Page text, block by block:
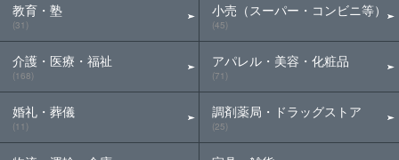
教育・塾
(31)
介護・医療・福祉
(168)
婚礼・葬儀
(11)
小売（スーパー・コンビニ等）
(45)
アパレル・美容・化粧品
(71)
調剤薬局・ドラッグストア
(25)